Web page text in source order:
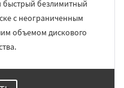
быстрый безлимитный
с неограниченным
объемом дискового